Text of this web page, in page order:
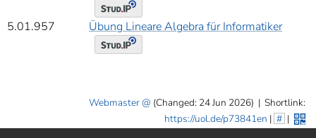
5.01.957 Übung Lineare Algebra für Informatiker
Webmaster (Changed: 24 Jun 2026) | Shortlink:
https://uol.de/p73841en | # |